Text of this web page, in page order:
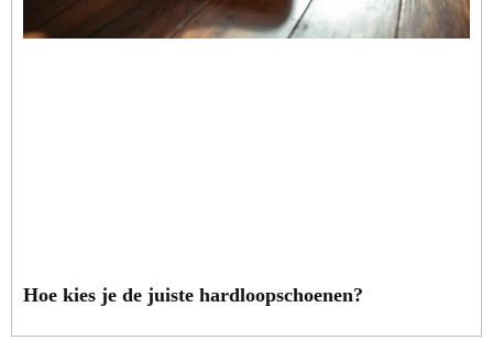
Hoe kies je de juiste hardloopschoenen?